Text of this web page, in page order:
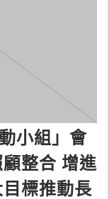
小組」會
整合 增進
標推動長